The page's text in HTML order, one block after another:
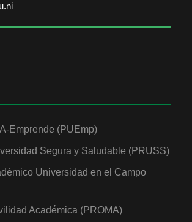
Emprende (PUEmp)
Segura y Saludable (PRUSS)
Universidad en el Campo
Académica (PROMA)